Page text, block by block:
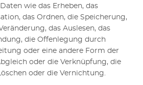
wie das Erheben, das
das Ordnen, die Speicherung,
das Auslesen, das
die Offenlegung durch
oder eine andere Form der
oder die Verknüpfung, die
oder die Vernichtung.